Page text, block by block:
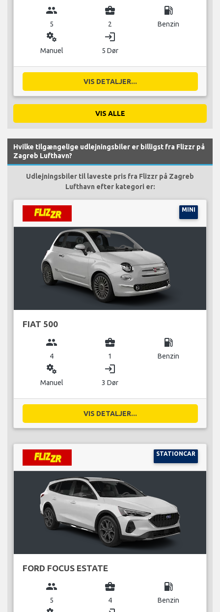
group
5
business_center
2
local_gas_station
Benzin
miscellaneous_services
Manuel
login
5 Dør
VIS DETALJER...
VIS ALLE
Hvilke tilgængelige udlejningsbiler er billigst fra Flizzr på
Zagreb Lufthavn?
Udlejningsbiler til laveste pris fra Flizzr på Zagreb
Lufthavn efter kategori er:
MINI
FIAT 500
group
4
business_center
1
local_gas_station
Benzin
miscellaneous_services
Manuel
login
3 Dør
VIS DETALJER...
STATIONCAR
FORD FOCUS ESTATE
group
5
business_center
4
local_gas_station
Benzin